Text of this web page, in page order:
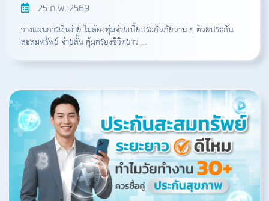
25 ก.พ. 2569
วางแผนการเงินง่าย ไม่ต้องทุ่มจ่ายเบี้ยประกันภัยนาน ๆ ด้วยประกัน
สะสมทรัพย์ จ่ายสั้น คุ้มครองชีวิตยาว …